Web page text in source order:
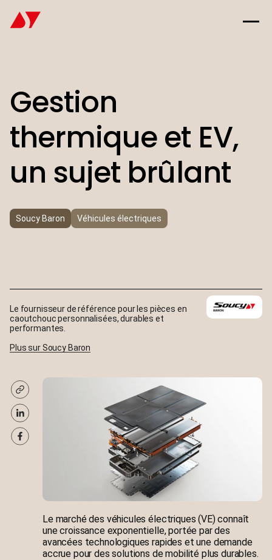
Gestion
thermique et EV,
un sujet brûlant
Soucy Baron Véhicules électriques
Le marché des véhicules électriques (VE) connaît
une croissance exponentielle, portée par des
avancées technologiques rapides et une demande
accrue pour des solutions de mobilité plus durables.
Le fournisseur de référence pour les pièces en
caoutchouc personnalisées, durables et
performantes.
Plus sur Soucy Baron